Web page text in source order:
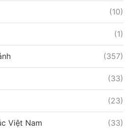
(10)
(1)
(357)
(33)
(23)
Việt Nam (33)